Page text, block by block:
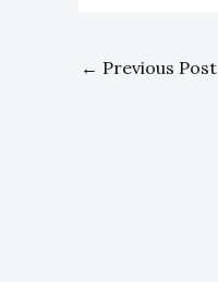
← Previous Post